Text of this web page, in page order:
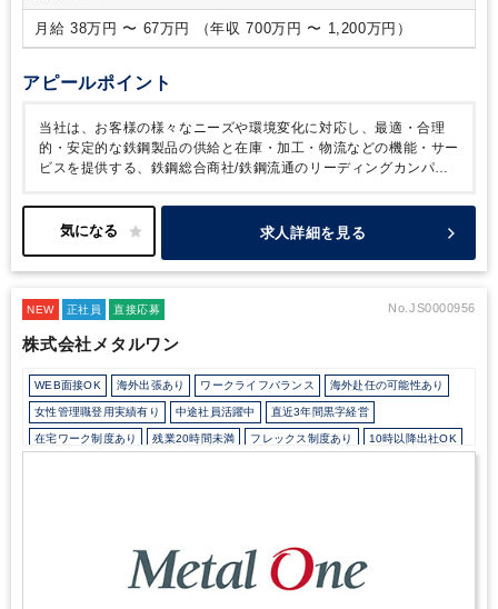
月給 38万円 〜 67万円 （年収 700万円 〜 1,200万円）
アピールポイント
当社は、お客様の様々なニーズや環境変化に対応し、最適・合理
的・安定的な鉄鋼製品の供給と在庫・加工・物流などの機能・サー
ビスを提供する、鉄鋼総合商社/鉄鋼流通のリーディングカンパニ
国内外に幅広く網羅したネットワークが強みです。これらの国際的
ネットワークを活用し、金属マーケットだけでなく両親会社とも情
を続けています。
求人詳細を見る
NEW 正社員 直接応募 No.JS0000956
株式会社メタルワン
WEB面接OK 海外出張あり ワークライフバランス 海外赴任の可能性あり
女性管理職登用実績有り 中途社員活躍中 直近3年間黒字経営
在宅ワーク制度あり 残業20時間未満 フレックス制度あり 10時以降出社OK